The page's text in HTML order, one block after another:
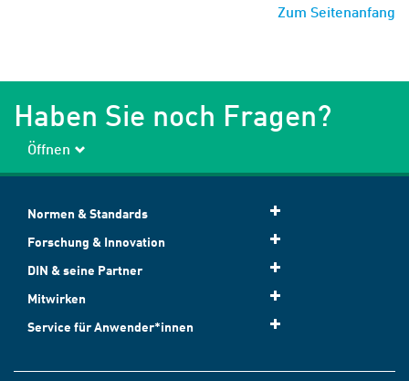
Zum Seitenanfang
Haben Sie noch Fragen?
Öffnen
Normen & Standards
Forschung & Innovation
DIN & seine Partner
Mitwirken
Service für Anwender*innen